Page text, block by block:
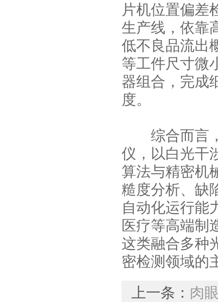
片机位置偏差
生产线，依靠
低不良品流出
等工件尺寸微
器组合，完成
度。
综合而言，
仪，以白光干
算法与精密机
糙度分析、缺
自动化运行能
医疗等高端制
这类融合多种
密检测领域的
上一条： 肉